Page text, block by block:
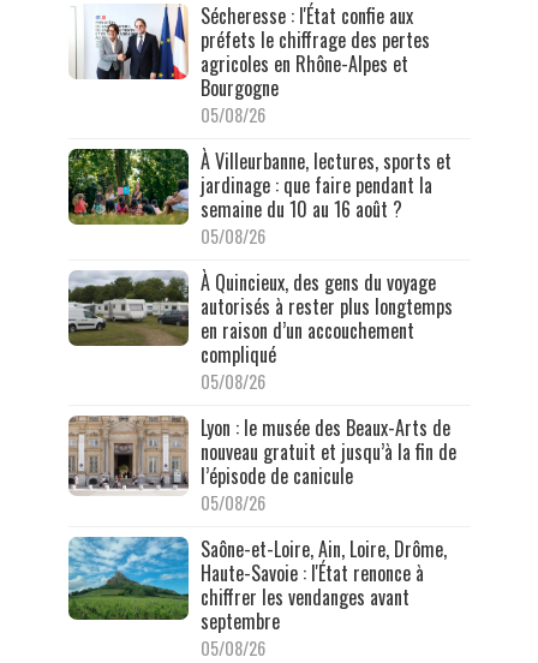
Sécheresse : l'État confie aux
préfets le chiffrage des pertes
agricoles en Rhône-Alpes et
Bourgogne
05/08/26
À Villeurbanne, lectures, sports et
jardinage : que faire pendant la
semaine du 10 au 16 août ?
05/08/26
À Quincieux, des gens du voyage
autorisés à rester plus longtemps
en raison d’un accouchement
compliqué
05/08/26
Lyon : le musée des Beaux-Arts de
nouveau gratuit et jusqu’à la fin de
l’épisode de canicule
05/08/26
Saône-et-Loire, Ain, Loire, Drôme,
Haute-Savoie : l'État renonce à
chiffrer les vendanges avant
septembre
05/08/26